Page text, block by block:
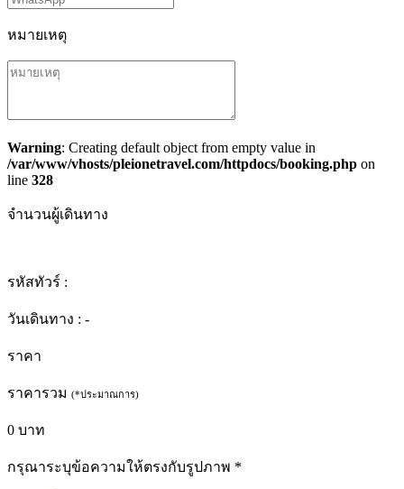
หมายเหตุ
Warning: Creating default object from empty value in
/var/www/vhosts/pleionetravel.com/httpdocs/booking.php on
line 328
จำนวนผู้เดินทาง
รหัสทัวร์ :
วันเดินทาง : -
ราคา
ราคารวม (*ประมาณการ)
0 บาท
กรุณาระบุข้อความให้ตรงกับรูปภาพ *